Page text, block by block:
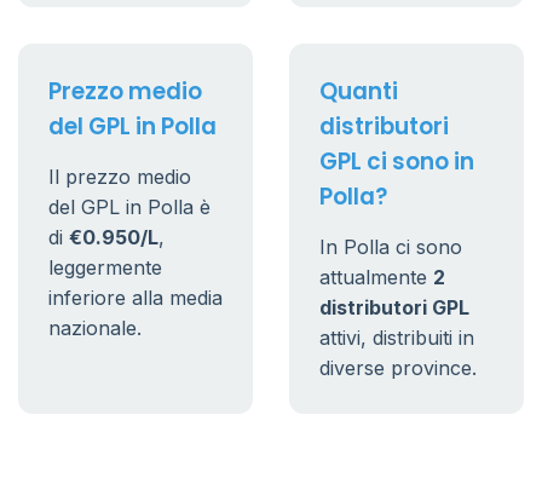
Prezzo medio
del GPL in Polla
Il prezzo medio
del GPL in Polla è
di €0.950/L,
leggermente
inferiore alla media
nazionale.
Quanti
distributori
GPL ci sono in
Polla?
In Polla ci sono
attualmente 2
distributori GPL
attivi, distribuiti in
diverse province.